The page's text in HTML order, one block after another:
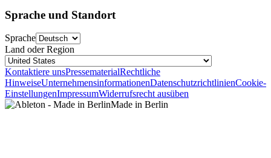
Sprache und Standort
Sprache
Land oder Region
Kontaktiere unsPressematerialRechtliche
HinweiseUnternehmensinformationenDatenschutzrichtlinienCookie-
EinstellungenImpressumWiderrufsrecht ausüben
Made in Berlin